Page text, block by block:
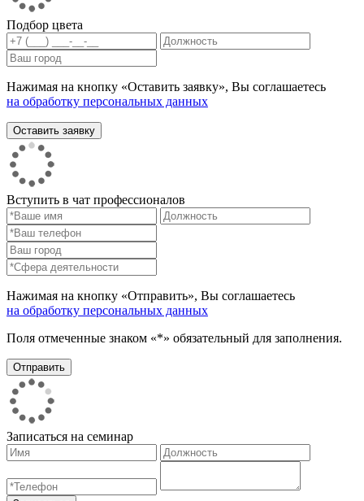
Подбор цвета
Нажимая на кнопку «Оставить заявку», Вы соглашаетесь
на обработку персональных данных
Вступить в чат профессионалов
Нажимая на кнопку «Отправить», Вы соглашаетесь
на обработку персональных данных
Поля отмеченные знаком «*» обязательный для заполнения.
Записаться на семинар